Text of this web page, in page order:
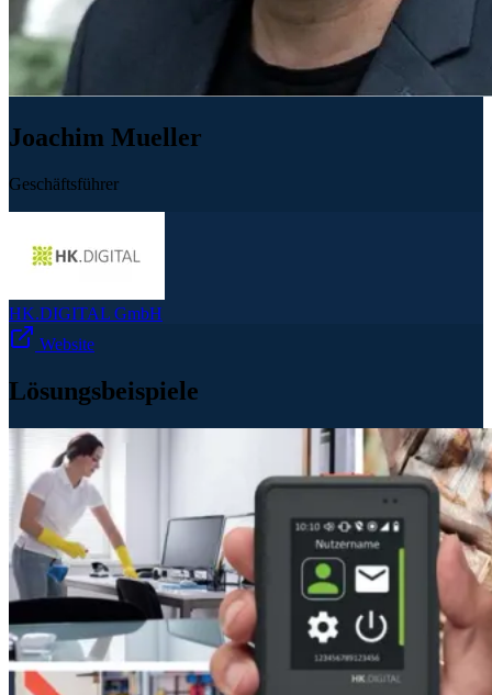
Joachim Mueller
Geschäftsführer
HK.DIGITAL GmbH
Website
Lösungsbeispiele